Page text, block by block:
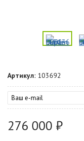
Артикул: 103692
276 000 ₽